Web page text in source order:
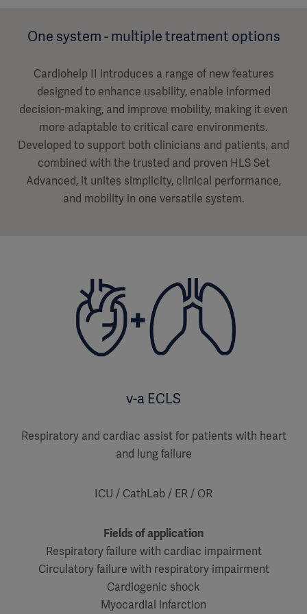
One system - multiple treatment options
Cardiohelp II introduces a range of new features
designed to enhance usability, enable informed
decision-making, and improve mobility, making it even
more adaptable to critical care environments.
Developed to support both clinicians and patients, and
combined with the trusted and proven HLS Set
Advanced, it unites simplicity, clinical performance,
and mobility in one versatile system.
v-a ECLS
Respiratory and cardiac assist for patients with heart
and lung failure
ICU / CathLab / ER / OR
Fields of application
Respiratory failure with cardiac impairment
Circulatory failure with respiratory impairment
Cardiogenic shock
Myocardial infarction